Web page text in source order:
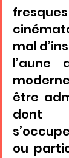
mal
l’aune
être
dont
ou